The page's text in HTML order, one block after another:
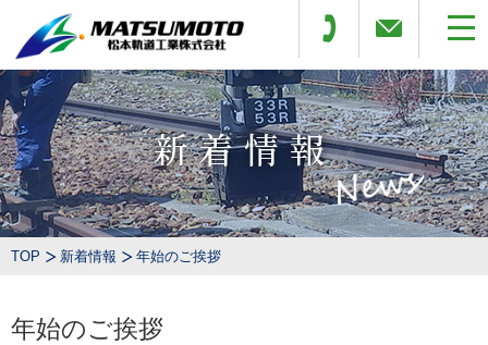
新着情報
TOP 新着情報 年始のご挨拶
年始のご挨拶